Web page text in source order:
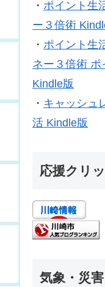
・ ポイント生
ー３倍術
・ ポイント生
ネー３倍術 ポ
Kindle版
・ キャッシュ
活 Kindle版
応援クリ
気象・災